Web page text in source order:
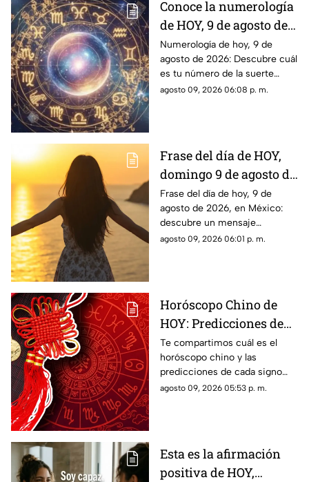
Conoce la numerología
de HOY, 9 de agosto de
2026: ¿Cuál es el
número de la suerte de
este domingo para cada
signo del zodiaco?
Numerología de hoy, 9 de
agosto de 2026: Descubre cuál
es tu número de la suerte
según tu signo zodiacal.
agosto 09, 2026 06:08 p. m.
Frase del día de HOY,
domingo 9 de agosto de
2026: Mensajes para
reflexionar y compartir
Frase del día de hoy, 9 de
agosto de 2026, en México:
descubre un mensaje
inspirador para reflexionar y
agosto 09, 2026 06:01 p. m.
Horóscopo Chino de
HOY: Predicciones de
este domingo 9 de
agosto de 2026 para
cada signo del zodiaco
Te compartimos cuál es el
horóscopo chino y las
predicciones de cada signo
para el día de hoy, domingo 9
agosto 09, 2026 05:53 p. m.
Esta es la afirmación
positiva de HOY,